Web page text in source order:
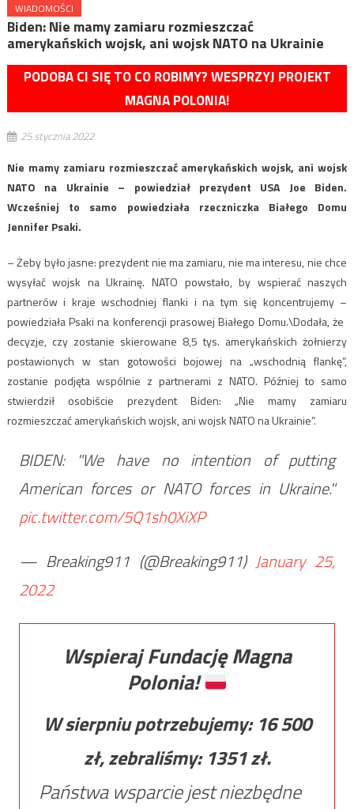
WIADOMOŚCI
Biden: Nie mamy zamiaru rozmieszczać
amerykańskich wojsk, ani wojsk NATO na Ukrainie
PODOBA CI SIĘ TO CO ROBIMY? WESPRZYJ PROJEKT
MAGNA POLONIA!
25 stycznia 2022
Nie mamy zamiaru rozmieszczać amerykańskich wojsk, ani wojsk
NATO na Ukrainie – powiedział prezydent USA Joe Biden.
Wcześniej to samo powiedziała rzeczniczka Białego Domu
Jennifer Psaki.
– Żeby było jasne: prezydent nie ma zamiaru, nie ma interesu, nie chce
wysyłać wojsk na Ukrainę. NATO powstało, by wspierać naszych
partnerów i kraje wschodniej flanki i na tym się koncentrujemy –
powiedziała Psaki na konferencji prasowej Białego Domu.\Dodała, że ​​
decyzje, czy zostanie skierowane 8,5 tys. amerykańskich żołnierzy
postawionych w stan gotowości bojowej na „wschodnią flankę”,
zostanie podjęta wspólnie z partnerami z NATO. Później to samo
stwierdził osobiście prezydent Biden: „Nie mamy zamiaru
rozmieszczać amerykańskich wojsk, ani wojsk NATO na Ukrainie”.
BIDEN: "We have no intention of putting
American forces or NATO forces in Ukraine."
pic.twitter.com/5Q1sh0XiXP
— Breaking911 (@Breaking911) January 25,
2022
Wspieraj Fundację Magna
Polonia!
W sierpniu potrzebujemy: 16 500
zł, zebraliśmy: 1351zł.
Państwa wsparcie jest niezbędne